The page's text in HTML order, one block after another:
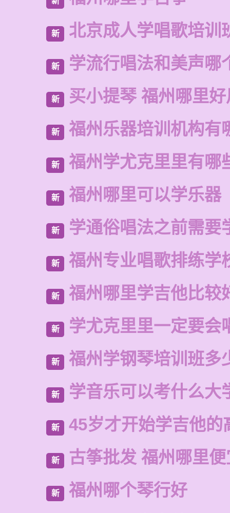
新 北京成人学唱歌培训
新 学流行唱法和美声哪
新 买小提琴 福州哪里
新 福州乐器培训机构有
新 福州学尤克里里有哪
新 福州哪里可以学乐器
新 学通俗唱法之前需要
新 福州专业唱歌排练学
新 福州哪里学吉他比较
新 学尤克里里一定要会
新 福州学钢琴培训班多
新 学音乐可以考什么大
新 45岁才开始学吉他的
新 古筝批发 福州哪里
新 福州哪个琴行好